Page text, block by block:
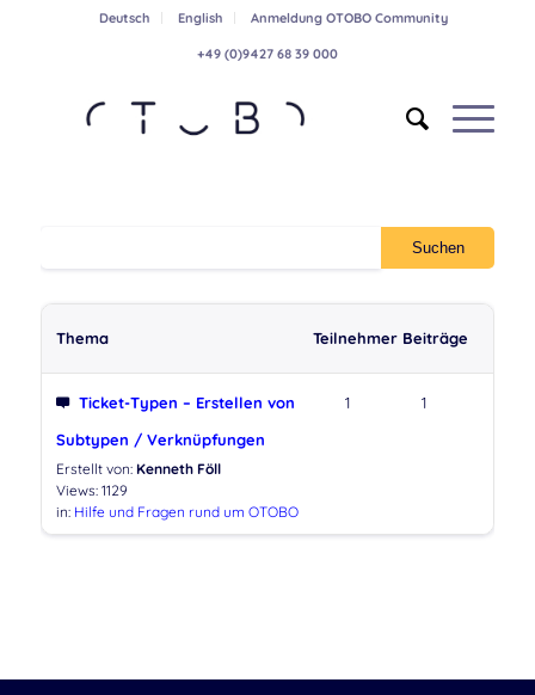
Deutsch English Anmeldung OTOBO Community
+49 (0)9427 68 39 000
Thema Teilnehmer Beiträge
Ticket-Typen – Erstellen von
Subtypen / Verknüpfungen
Erstellt von: Kenneth Föll
Views: 1129
in: Hilfe und Fragen rund um OTOBO
1 1